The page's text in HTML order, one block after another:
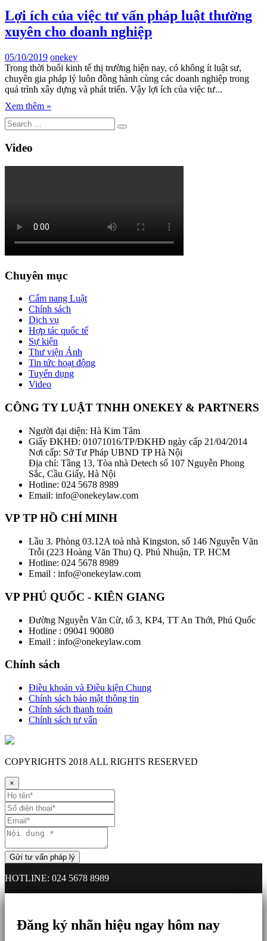
Lợi ích của việc tư vấn pháp luật thường
xuyên cho doanh nghiệp
05/10/2019 onekey
Trong thời buổi kinh tế thị trường hiện nay, có không ít luật sư,
chuyên gia pháp lý luôn đồng hành cùng các doanh nghiệp trong
quá trình xây dựng và phát triển. Vậy lợi ích của việc tư...
Xem thêm »
Video
Chuyên mục
Cẩm nang Luật
Chính sách
Dịch vụ
Hợp tác quốc tế
Sự kiện
Thư viện Ảnh
Tin tức hoạt động
Tuyển dụng
Video
CÔNG TY LUẬT TNHH ONEKEY & PARTNERS
Người đại diện: Hà Kim Tâm
Giấy ĐKHĐ: 01071016/TP/ĐKHĐ ngày cấp 21/04/2014
Nơi cấp: Sở Tư Pháp UBND TP Hà Nội
Địa chỉ: Tầng 13, Tòa nhà Detech số 107 Nguyễn Phong
Sắc, Cầu Giấy, Hà Nội
Hotline: 024 5678 8989
Email: info@onekeylaw.com
VP TP HỒ CHÍ MINH
Lầu 3. Phòng 03.12A toà nhà Kingston, số 146 Nguyễn Văn
Trỗi (223 Hoàng Văn Thu) Q. Phú Nhuận, TP. HCM
Hotline: 024 5678 8989
Email : info@onekeylaw.com
VP PHÚ QUỐC - KIÊN GIANG
Đường Nguyễn Văn Cừ, tổ 3, KP4, TT An Thới, Phú Quốc
Hotline : 09041 90080
Email : info@onekeylaw.com
Chính sách
Điều khoản và Điều kiện Chung
Chính sách bảo mật thông tin
Chính sách thanh toán
Chính sách tư vấn
COPYRIGHTS 2018 ALL RIGHTS RESERVED
×
HOTLINE: 024 5678 8989
Đăng ký nhãn hiệu ngay hôm nay